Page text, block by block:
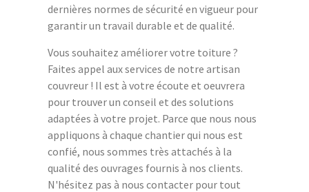
dernières normes de sécurité en vigueur pour
garantir un travail durable et de qualité.
Vous souhaitez améliorer votre toiture ?
Faites appel aux services de notre artisan
couvreur ! Il est à votre écoute et oeuvrera
pour trouver un conseil et des solutions
adaptées à votre projet. Parce que nous nous
appliquons à chaque chantier qui nous est
confié, nous sommes très attachés à la
qualité des ouvrages fournis à nos clients.
N'hésitez pas à nous contacter pour tout